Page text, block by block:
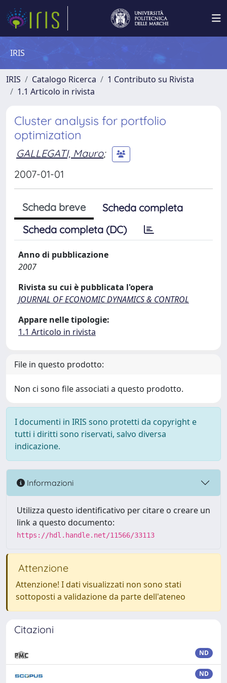
IRIS
IRIS Catalogo Ricerca
1 Contributo su Rivista
1.1 Articolo in rivista
Cluster analysis for portfolio
optimization
GALLEGATI, Mauro;
2007-01-01
Scheda breve
Scheda completa
Scheda completa (DC)
Anno di pubblicazione
2007
Rivista su cui è pubblicata l'opera
JOURNAL OF ECONOMIC DYNAMICS & CONTROL
Appare nelle tipologie:
1.1 Articolo in rivista
File in questo prodotto:
Non ci sono file associati a questo prodotto.
I documenti in IRIS sono protetti da copyright e
tutti i diritti sono riservati, salvo diversa
indicazione.
Informazioni
Utilizza questo identificativo per citare o creare un
link a questo documento:
https://hdl.handle.net/11566/33113
Attenzione
Attenzione! I dati visualizzati non sono stati
sottoposti a validazione da parte dell'ateneo
Citazioni
ND
ND